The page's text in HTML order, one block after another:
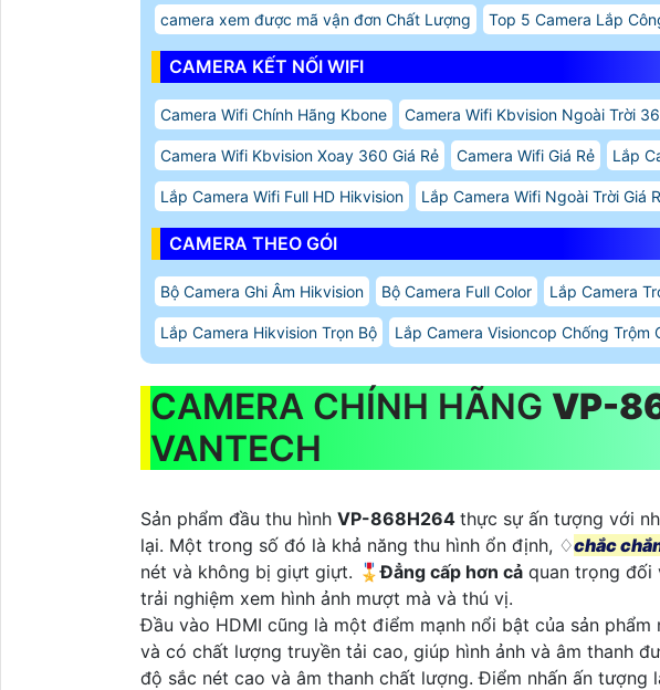
camera xem được mã vận đơn Chất Lượng Top 5 Camera Lắp
CAMERA KẾT NỐI WIFI
Camera Wifi Chính Hãng Kbone Camera Wifi Kbvision Ngoài Trời
Camera Wifi Kbvision Xoay 360 Giá Rẻ Camera Wifi Giá Rẻ Lắp
Lắp Camera Wifi Full HD Hikvision Lắp Camera Wifi Ngoài Trời Giá
CAMERA THEO GÓI
Bộ Camera Ghi Âm Hikvision Bộ Camera Full Color Lắp Camera
Lắp Camera Hikvision Trọn Bộ Lắp Camera Visioncop Chống Trộm
CAMERA CHÍNH HÃNG VP-
VANTECH
Sản phẩm đầu thu hình VP-868H264 thực sự ấn tượng với
lại. Một trong số đó là khả năng thu hình ổn định, ♢chắc
nét và không bị giựt giựt. 🎖️Đẳng cấp hơn cả quan trọng đối
trải nghiệm xem hình ảnh mượt mà và thú vị.
Đầu vào HDMI cũng là một điểm mạnh nổi bật của sản phẩm
và có chất lượng truyền tải cao, giúp hình ảnh và âm thanh
độ sắc nét cao và âm thanh chất lượng. Điểm nhấn ấn tượng